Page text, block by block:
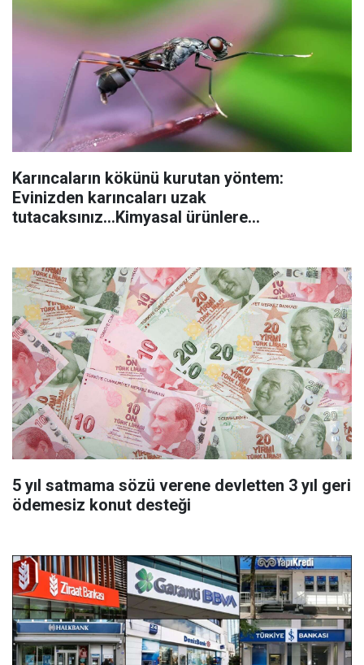
Karıncaların kökünü kurutan yöntem:
Evinizden karıncaları uzak
tutacaksınız...Kimyasal ürünlere
5 yıl satmama sözü verene devletten 3 yıl geri
ödemesiz konut desteği